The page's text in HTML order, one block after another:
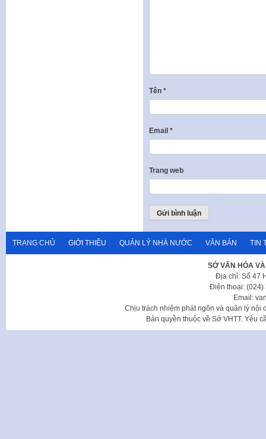
Tên *
Email *
Trang web
TRANG CHỦ GIỚI THIỆU QUẢN LÝ NHÀ NƯỚC VĂN BẢN TIN
SỞ VĂN HÓA
Địa chỉ: Số 47
Điện thoại: (024)
Email:
Chịu trách nhiệm phát ngôn và quản lý nội
Bản quyền thuộc về Sở VHTT. Yêu